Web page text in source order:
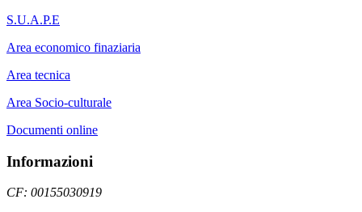
S.U.A.P.E
Area economico finaziaria
Area tecnica
Area Socio-culturale
Documenti online
Informazioni
CF: 00155030919